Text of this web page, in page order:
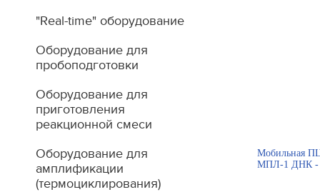
"Real-time" оборудование
Оборудование для
пробоподготовки
Оборудование для
приготовления
реакционной смеси
Оборудование для
амплификации
(термоциклирования)
Мобильная
МПЛ-1 ДНК -